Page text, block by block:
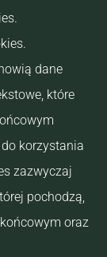
dane
które
korzystania
zazwyczaj
pochodzą,
oraz